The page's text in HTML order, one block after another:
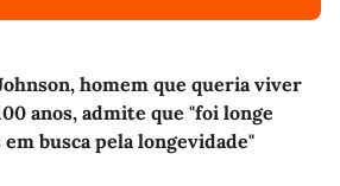
homem que queria viver
anos, admite que "foi longe
em busca pela longevidade"